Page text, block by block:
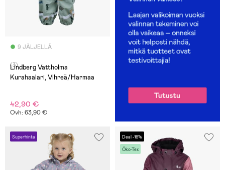
9 JÄLJELLÄ
(3)
Lindberg Vattholma
Kurahaalari, Vihreä/Harmaa
42,90 €
Ovh: 63,90 €
Superhinta Deal -16%
Öko-Tex